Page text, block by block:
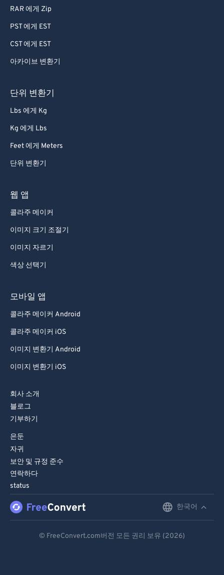
RAR 에게 Zip
PST 에게 EST
CST 에게 EST
아카이브 변환기
단위 변환기
Lbs 에게 Kg
Kg 에게 Lbs
Feet 에게 Meters
단위 변환기
웹 앱
콜라주 메이커
이미지 크기 조절기
이미지 자르기
색상 선택기
모바일 앱
콜라주 메이커 Android
콜라주 메이커 iOS
이미지 변환기 Android
이미지 변환기 iOS
회사 소개
블로그
기부하기
은둔
자귀
보안 및 규정 준수
연락하다
status
한국어
© FreeConvert.com버전 모든 권리 보유 (2026)